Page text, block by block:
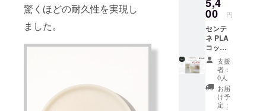
驚くほどの耐久性を実現し
ました。
φ275×
H11mm
重さ：
320g
00 円
センテ
ネ PLA
コップ3
個セッ
ト 直径
×高さ
(mm):7
3×90
支援
者：
0人
お届
け予
定：